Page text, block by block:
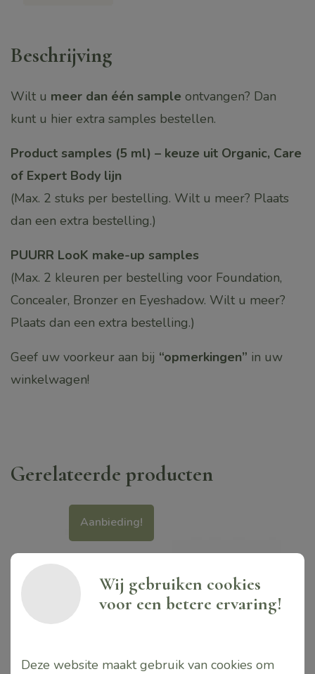
Beschrijving
Wilt u meer dan één sample ontvangen? Dan
kunt u hier extra samples bestellen.
Product samples (5 ml) – keuze uit Organic, Care
of Expert Body lijn
(Max. 2 stuks per bestelling. Wilt u meer? Plaats
dan een extra bestelling.)
PUURR LooK make-up samples
(Max. 2 kleuren per bestelling voor Foundation,
Concealer, Bronzer en Eyeshadow. Wilt u meer?
Plaats dan een extra bestelling.)
Geef uw voorkeur aan bij “opmerkingen” in uw
winkelwagen!
Gerelateerde producten
Aanbieding!
EXPERT Nature-pep
Expert Fading Prebiotic
Wij gebruiken cookies
voor een betere ervaring!
Deze website maakt gebruik van cookies om